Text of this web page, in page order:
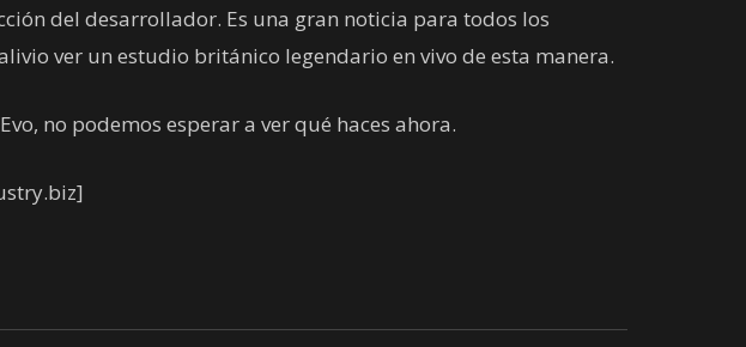
del desarrollador. Es una gran noticia para todos los
ver un estudio británico legendario en vivo de esta manera.
no podemos esperar a ver qué haces ahora.